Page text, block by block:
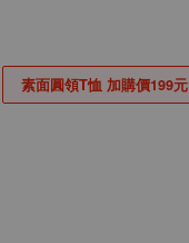
素面圓領T恤 加購價199元